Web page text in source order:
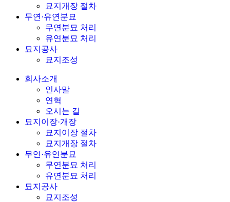
묘지개장 절차
무연·유연분묘
무연분묘 처리
유연분묘 처리
묘지공사
묘지조성
회사소개
인사말
연혁
오시는 길
묘지이장·개장
묘지이장 절차
묘지개장 절차
무연·유연분묘
무연분묘 처리
유연분묘 처리
묘지공사
묘지조성